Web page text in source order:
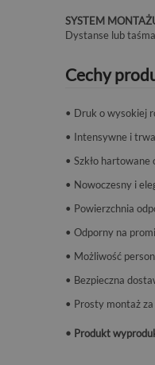
SYSTEM
Dystanse lub
Cechy
• Druk o wysokiej
• Intensywne i
• Szkło hartowane
• Nowoczesny i
• Powierzchnia
• Odporny na
• Możliwość
• Bezpieczna
• Prosty montaż
• Produkt